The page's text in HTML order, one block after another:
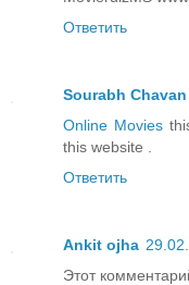
Ответить
Sourabh Chavan
Online Movies
this website .
Ответить
Ankit ojha
Этот